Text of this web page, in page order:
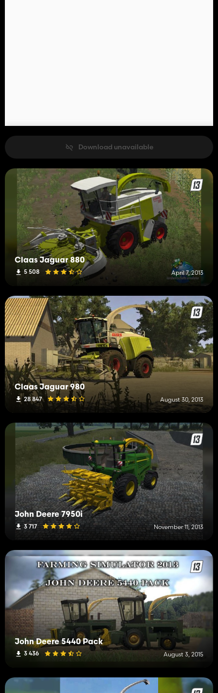
Download unavailable
Claas Jaguar 880
5 508 April 7, 2013
Claas Jaguar 980
28 847 August 30, 2013
John Deere 7950i
3 717 November 11, 2013
John Deere 5440 Pack
3 436 August 3, 2015